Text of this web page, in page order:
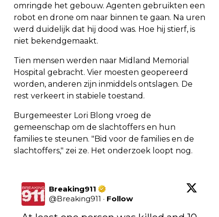
omringde het gebouw. Agenten gebruikten een
robot en drone om naar binnen te gaan. Na uren
werd duidelijk dat hij dood was. Hoe hij stierf, is
niet bekendgemaakt.
Tien mensen werden naar Midland Memorial
Hospital gebracht. Vier moesten geopereerd
worden, anderen zijn inmiddels ontslagen. De
rest verkeert in stabiele toestand.
Burgemeester Lori Blong vroeg de
gemeenschap om de slachtoffers en hun
families te steunen. "Bid voor de families en de
slachtoffers," zei ze. Het onderzoek loopt nog.
Breaking911
@Breaking911 · Follow